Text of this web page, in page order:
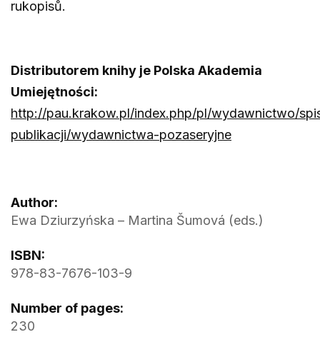
rukopisů.
Distributorem knihy je Polska Akademia
Umiejętności:
http://pau.krakow.pl/index.php/pl/wydawnictwo/
publikacji/wydawnictwa-pozaseryjne
Author:
Ewa Dziurzyńska – Martina Šumová (eds.)
ISBN:
978-83-7676-103-9
Number of pages:
230